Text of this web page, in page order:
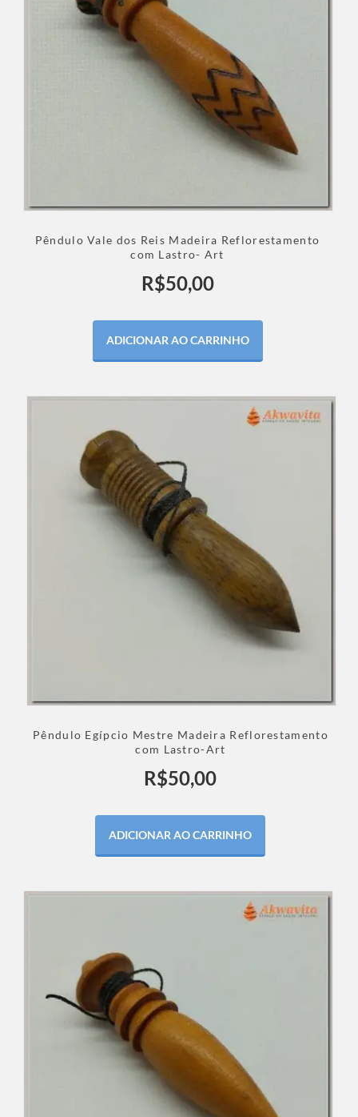
Pêndulo Vale dos Reis Madeira Reflorestamento
com Lastro- Art
R$50,00
ADICIONAR AO CARRINHO
Pêndulo Egípcio Mestre Madeira Reflorestamento
com Lastro-Art
R$50,00
ADICIONAR AO CARRINHO